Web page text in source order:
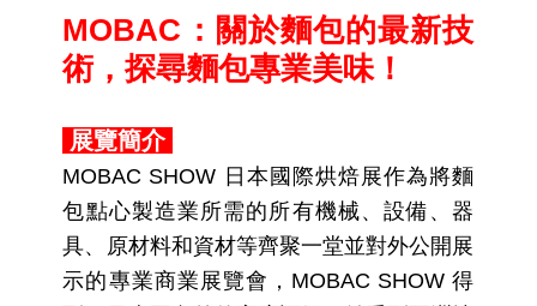
MOBAC：關於麵包的最新技
術，探尋麵包專業美味！
展覽簡介
MOBAC SHOW 日本國際烘焙展作為將麵
包點心製造業所需的所有機械、設備、器
具、原材料和資材等齊聚一堂並對外公開展
示的專業商業展覽會，MOBAC SHOW 得